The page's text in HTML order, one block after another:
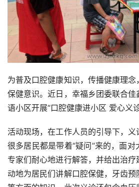
为普及口腔健康知识，传播健康理
保健意识。近日，幸福乡团委联合
语小区开展“口腔健康进小区 爱心义
活动现场，在工作人员的引导下，
很多居民都是带着“疑问”来的，面
专家们耐心地进行解答，并给出治
动地为居民们讲解口腔保健，牙齿